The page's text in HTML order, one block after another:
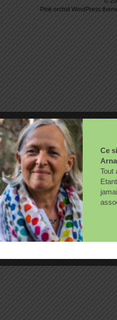
Pink orchid WordPress
Ce
Tout